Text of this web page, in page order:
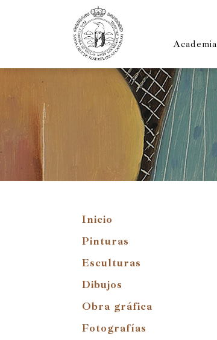
Academia
Inicio
Pinturas
Esculturas
Dibujos
Obra gráfica
Fotografías